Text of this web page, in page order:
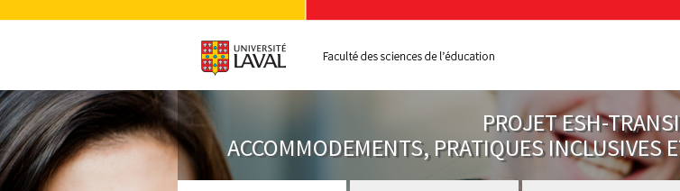
PROJET ESH-
ACCOMMODEMENTS, PRATIQUES INCLUSIVES